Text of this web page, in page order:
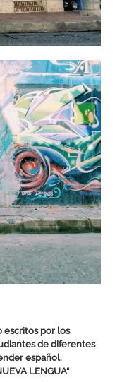
escritos por los
de diferentes
español.
LENGUA“